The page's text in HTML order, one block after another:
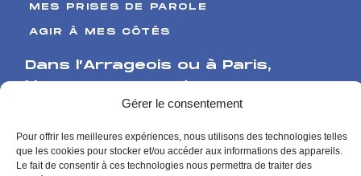
Gérer le consentement
Pour offrir les meilleures expériences, nous utilisons des technologies telles
que les cookies pour stocker et/ou accéder aux informations des appareils.
Le fait de consentir à ces technologies nous permettra de traiter des
MES PRISES DE PAROLE
AGIR À MES CÔTÉS
Dans l’Arrageois ou à Paris,
Venez me rencontrer
62000 Arras
126 rue de l’Université